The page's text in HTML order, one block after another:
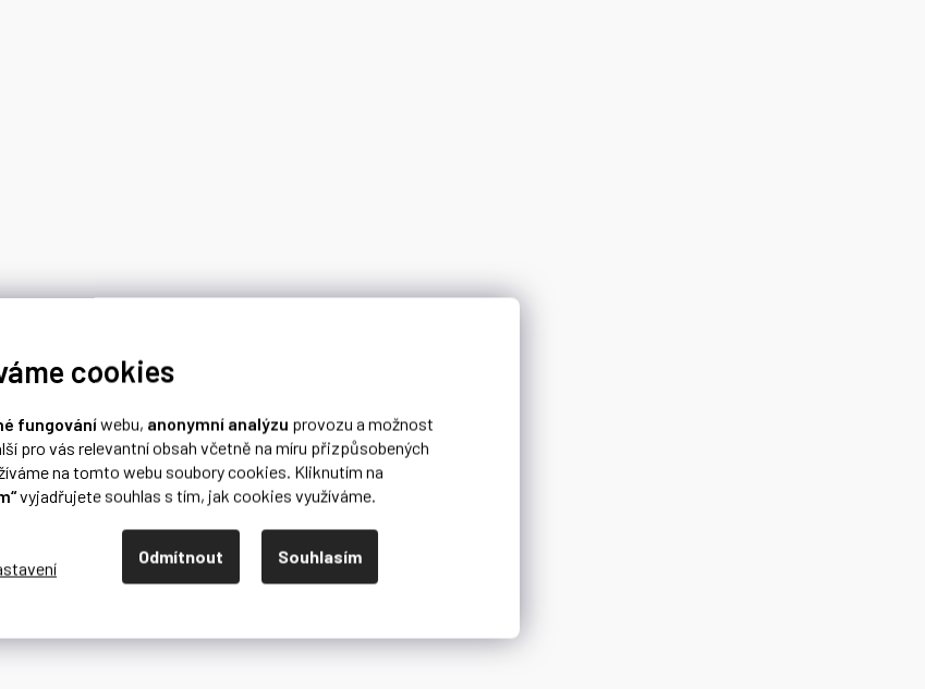
cookies
fungováníwebu, anonymní analýzu provozu a možnost
pro vás relevantní obsah včetně na míru přizpůsobených
na tomto webu soubory cookies. Kliknutím na
vyjadřujete souhlas s tím, jak cookies využíváme.
Odmítnout Souhlasím